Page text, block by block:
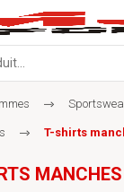
T-shirts